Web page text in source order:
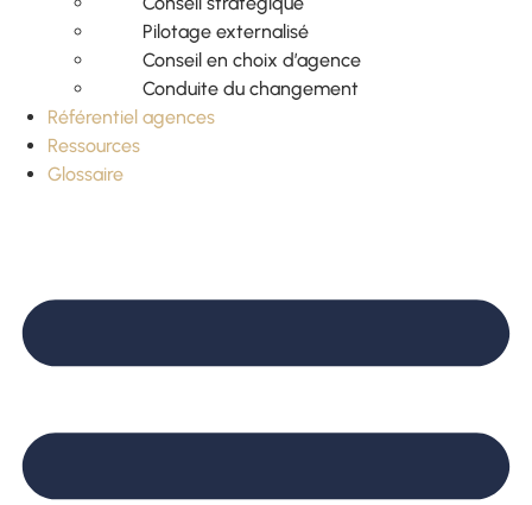
Pilotage externalisé
Conseil en choix d’agence
Conduite du changement
Référentiel agences
Ressources
Glossaire